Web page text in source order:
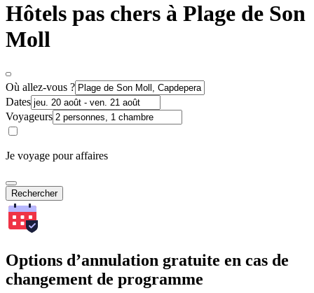
Hôtels pas chers à Plage de Son
Moll
Où allez-vous ?
Dates
Voyageurs
Je voyage pour affaires
Rechercher
Options d’annulation gratuite en cas de
changement de programme